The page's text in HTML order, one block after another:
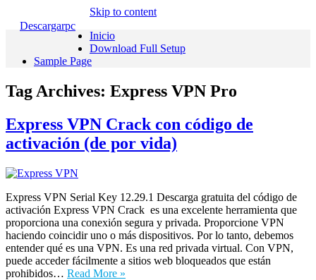
Descargarpc
Skip to content
Inicio
Download Full Setup
Sample Page
Tag Archives: Express VPN Pro
Express VPN Crack con código de
activación (de por vida)
Express VPN Serial Key 12.29.1 Descarga gratuita del código de
activación Express VPN Crack es una excelente herramienta que
proporciona una conexión segura y privada. Proporcione VPN
haciendo coincidir uno o más dispositivos. Por lo tanto, debemos
entender qué es una VPN. Es una red privada virtual. Con VPN,
puede acceder fácilmente a sitios web bloqueados que están
prohibidos… Read More »